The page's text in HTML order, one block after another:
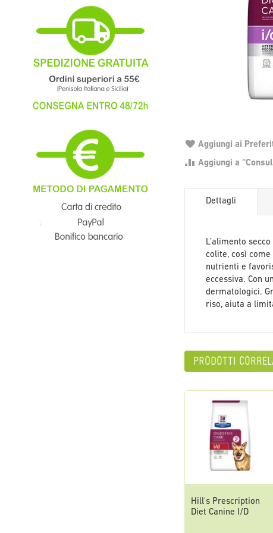
Aggiungi ai
Aggiungi a
Dettagli
L’alimento
colite, così
nutrienti e
eccessiva. Con
dermatologici.
riso, aiuta a
prodotti
Hill's Prescription
Diet Canine I/D